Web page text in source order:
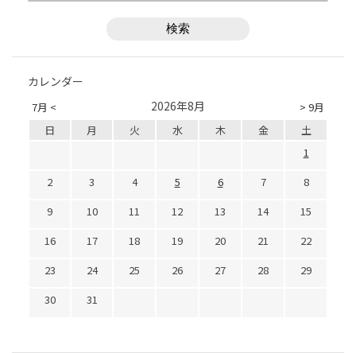
カレンダー
7月 < > 9月
2026年8月
日 月 火 水 木 金
土
1
2
3 4 5 6 7
8
9
10 11 12 13 14
15
16
17 18 19 20 21
22
23
24 25 26 27 28
29
30
31